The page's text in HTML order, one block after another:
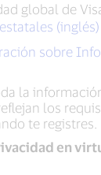
global de
(inglés)
sobre
la
los
te registres.
en